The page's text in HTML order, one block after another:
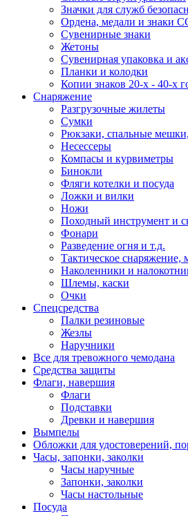
Значки для служб
Ордена, медали и знаки
Сувенирные знаки
Жетоны
Сувенирная упаковка и
Планки и колодки
Копии знаков 20-х - 40-х
Снаряжение
Разгрузочные жилеты
Сумки
Рюкзаки, спальные
Несессеры
Компасы и курвиметры
Бинокли
Фляги котелки и посуда
Ложки и вилки
Ножи
Походный инструмент и
Фонари
Разведение огня и т.д.
Тактическое снаряжение,
Наколенники и
Шлемы, каски
Очки
Спецсредства
Палки резиновые
Жезлы
Наручники
Все для тревожного чемодана
Средства защиты
Флаги, навершия
Флаги
Подставки
Древки и навершия
Вымпелы
Обложки для удостоверений,
Часы, запонки, заколки
Часы наручные
Запонки, заколки
Часы настольные
Посуда